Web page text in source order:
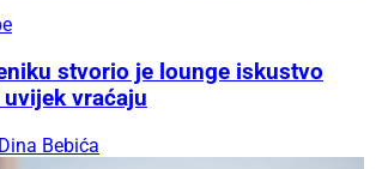
stvorio je lounge iskustvo
vraćaju
Bebića